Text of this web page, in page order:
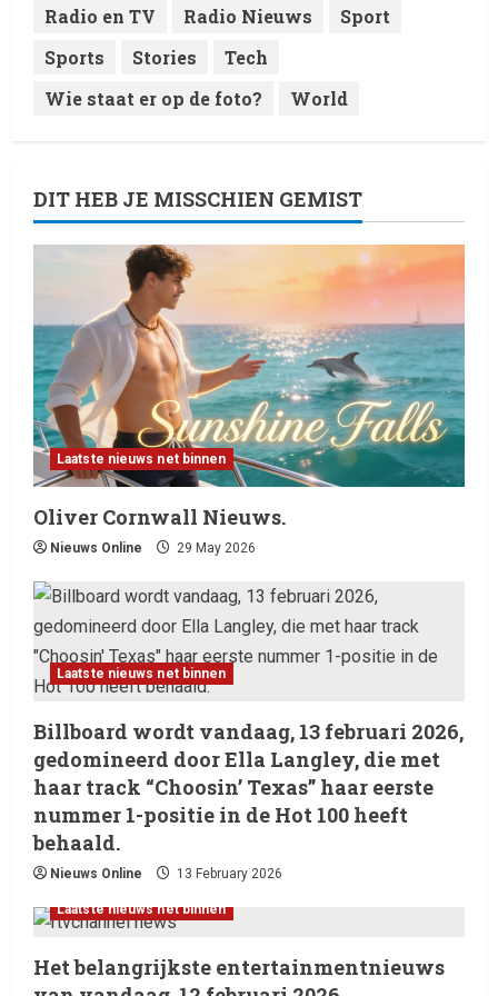
Radio en TV
Radio Nieuws
Sport
Sports
Stories
Tech
Wie staat er op de foto?
World
DIT HEB JE MISSCHIEN GEMIST
Laatste nieuws net binnen
Oliver Cornwall Nieuws.
Nieuws Online 29 May 2026
Laatste nieuws net binnen
Billboard wordt vandaag, 13 februari 2026,
gedomineerd door Ella Langley, die met
haar track “Choosin’ Texas” haar eerste
nummer 1-positie in de Hot 100 heeft
behaald.
Nieuws Online 13 February 2026
Laatste nieuws net binnen
Het belangrijkste entertainmentnieuws